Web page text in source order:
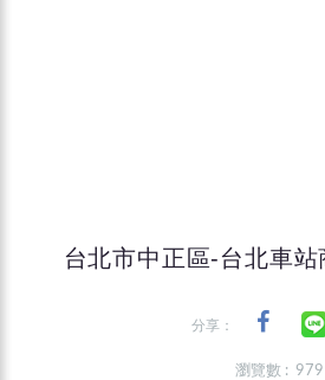
台北市中正區-台北車
分享：
瀏覽數 : 979